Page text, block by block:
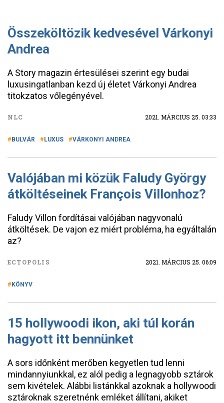
Összeköltözik kedvesével Várkonyi
Andrea
A Story magazin értesülései szerint egy budai
luxusingatlanban kezd új életet Várkonyi Andrea
titokzatos vőlegényével.
NLC 2021. MÁRCIUS 25. 03:33
BULVÁR LUXUS VÁRKONYI ANDREA
Valójában mi közük Faludy György
átköltéseinek François Villonhoz?
Faludy Villon fordításai valójában nagyvonalú
átköltések. De vajon ez miért probléma, ha egyáltalán
az?
ECTOPOLIS 2021. MÁRCIUS 25. 06:09
KÖNYV
15 hollywoodi ikon, aki túl korán
hagyott itt bennünket
A sors időnként merőben kegyetlen tud lenni
mindannyiunkkal, ez alól pedig a legnagyobb sztárok
sem kivételek. Alábbi listánkkal azoknak a hollywoodi
sztároknak szeretnénk emléket állítani, akiket